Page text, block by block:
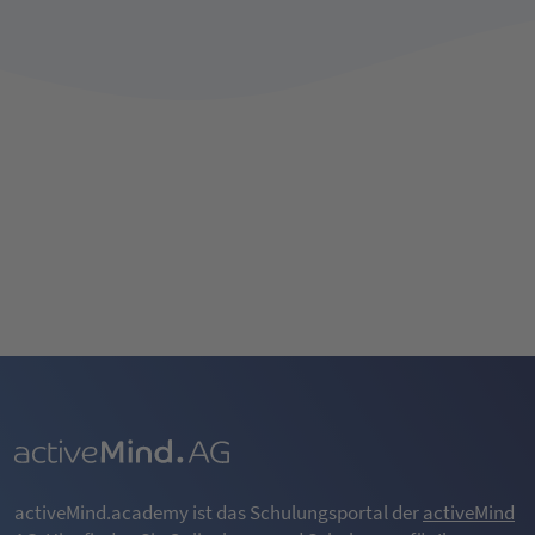
activeMind.academy ist das Schulungsportal deractiveMind